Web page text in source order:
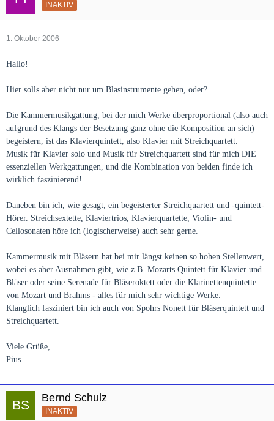
INAKTIV
1. Oktober 2006
Hallo!
Hier solls aber nicht nur um Blasinstrumente gehen, oder?
Die Kammermusikgattung, bei der mich Werke überproportional (also auch
aufgrund des Klangs der Besetzung ganz ohne die Komposition an sich)
begeistern, ist das Klavierquintett, also Klavier mit Streichquartett.
Musik für Klavier solo und Musik für Streichquartett sind für mich DIE
essenziellen Werkgattungen, und die Kombination von beiden finde ich
wirklich faszinierend!
Daneben bin ich, wie gesagt, ein begeisterter Streichquartett und -quintett-
Hörer. Streichsextette, Klaviertrios, Klavierquartette, Violin- und
Cellosonaten höre ich (logischerweise) auch sehr gerne.
Kammermusik mit Bläsern hat bei mir längst keinen so hohen Stellenwert,
wobei es aber Ausnahmen gibt, wie z.B. Mozarts Quintett für Klavier und
Bläser oder seine Serenade für Bläseroktett oder die Klarinettenquintette
von Mozart und Brahms - alles für mich sehr wichtige Werke.
Klanglich fasziniert bin ich auch von Spohrs Nonett für Bläserquintett und
Streichquartett.
Viele Grüße,
Pius.
Bernd Schulz
INAKTIV